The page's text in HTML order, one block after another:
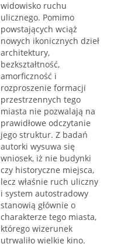
widowisko ruchu
ulicznego. Pomimo
powstających wciąż
nowych ikonicznych dzieł
architektury,
bezkształtność,
amorficzność i
rozproszenie formacji
przestrzennych tego
miasta nie pozwalają na
prawidłowe odczytanie
jego struktur. Z badań
autorki wysuwa się
wniosek, iż nie budynki
czy historyczne miejsca,
lecz właśnie ruch uliczny
i system autostradowy
stanowią głównie o
charakterze tego miasta,
którego wizerunek
utrwaliło wielkie kino.